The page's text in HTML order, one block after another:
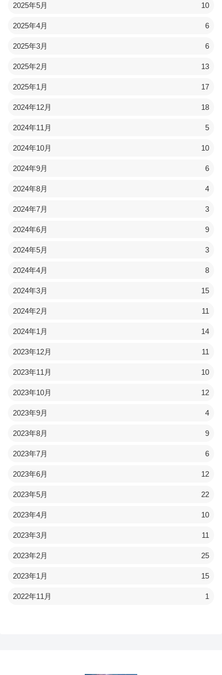
2025年5月 10
2025年4月 6
2025年3月 6
2025年2月 13
2025年1月 17
2024年12月 18
2024年11月 5
2024年10月 10
2024年9月 6
2024年8月 4
2024年7月 3
2024年6月 9
2024年5月 3
2024年4月 8
2024年3月 15
2024年2月 11
2024年1月 14
2023年12月 11
2023年11月 10
2023年10月 12
2023年9月 4
2023年8月 9
2023年7月 6
2023年6月 12
2023年5月 22
2023年4月 10
2023年3月 11
2023年2月 25
2023年1月 15
2022年11月 1